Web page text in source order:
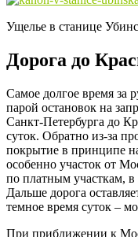
Ущелье в станице
Дорога до
Самое долгое время за
парой остановок на
Санкт-Петербурга до
суток. Обратно из-за
покрытие в принципе
особенно участок от
по платным участкам,
Дальше дорога
темное время суток –
При приближении к